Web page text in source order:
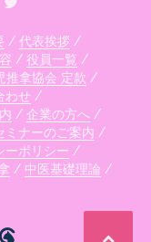
代表挨拶
役員一覧
推拿協会 定款
わせ
企業の方へ
ミナーのご案内
ーポリシー
中医基礎理論